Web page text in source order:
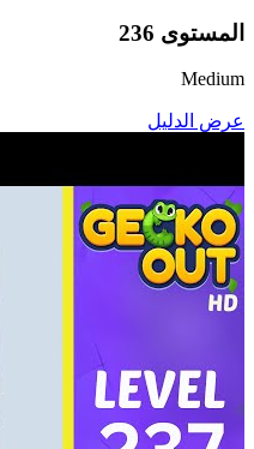
المستوى 236
Medium
عرض الدليل